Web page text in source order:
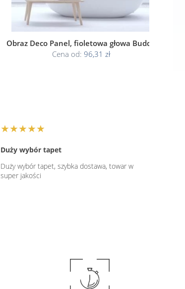
Obraz Deco Panel, fioletowa głowa Buddy
Cena od: 96,31 zł
★★★★★
Duży wybór tapet
Duży wybór tapet, szybka dostawa, towar w
super jakości